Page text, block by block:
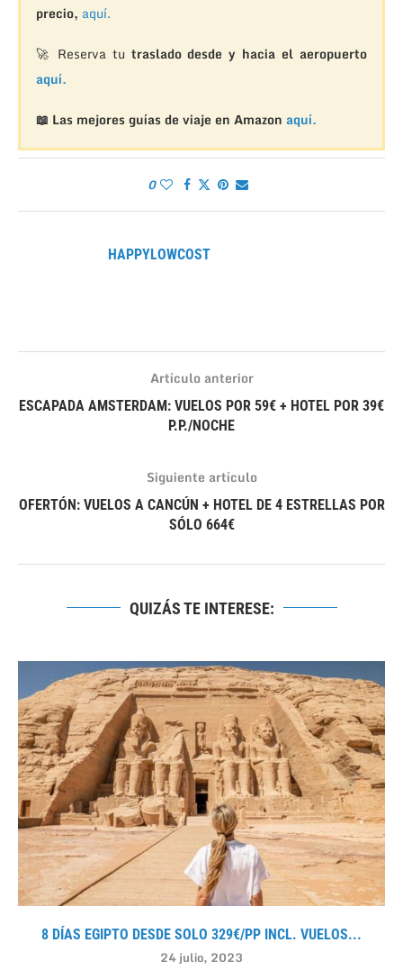
precio, aquí.
🚀 Reserva tu traslado desde y hacia el aeropuerto
aquí.
📖 Las mejores guías de viaje en Amazon aquí.
0
HAPPYLOWCOST
Artículo anterior
ESCAPADA AMSTERDAM: VUELOS POR 59€ + HOTEL POR 39€
P.P./NOCHE
Siguiente artículo
OFERTÓN: VUELOS A CANCÚN + HOTEL DE 4 ESTRELLAS POR
SÓLO 664€
QUIZÁS TE INTERESE:
8 DÍAS EGIPTO DESDE SOLO 329€/PP INCL. VUELOS...
24 julio, 2023